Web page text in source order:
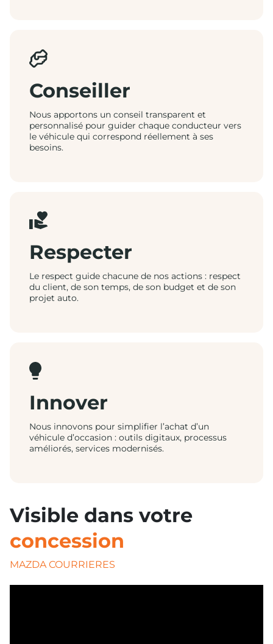
Conseiller
Nous apportons un conseil transparent et
personnalisé pour guider chaque conducteur vers
le véhicule qui correspond réellement à ses
besoins.
Respecter
Le respect guide chacune de nos actions : respect
du client, de son temps, de son budget et de son
projet auto.
Innover
Nous innovons pour simplifier l’achat d’un
véhicule d’occasion : outils digitaux, processus
améliorés, services modernisés.
Visible dans votre
concession
MAZDA COURRIERES